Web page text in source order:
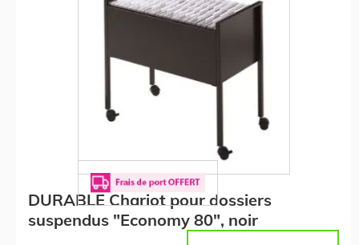
DURABLE Chariot pour dossiers
suspendus "Economy 80", noir